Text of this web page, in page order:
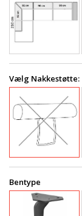
Vælg Nakkestøtte:
Bentype